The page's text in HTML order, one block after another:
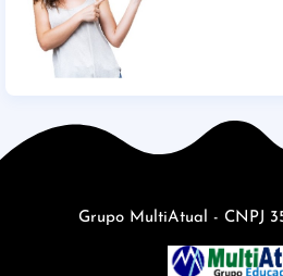
Grupo MultiAtual - CNPJ